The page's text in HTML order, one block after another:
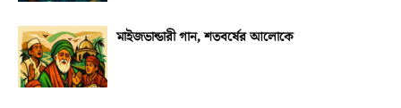
মাইজভান্ডারী গান, শতবর্ষের আলোকে